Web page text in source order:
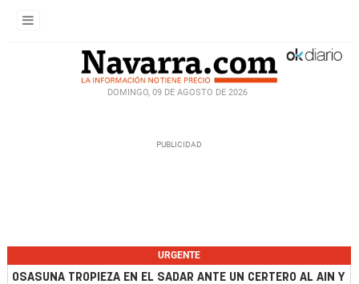
DOMINGO, 09 DE AGOSTO DE 2026
URGENTE
OSASUNA TROPIEZA EN EL SADAR ANTE UN CERTERO AL AIN Y